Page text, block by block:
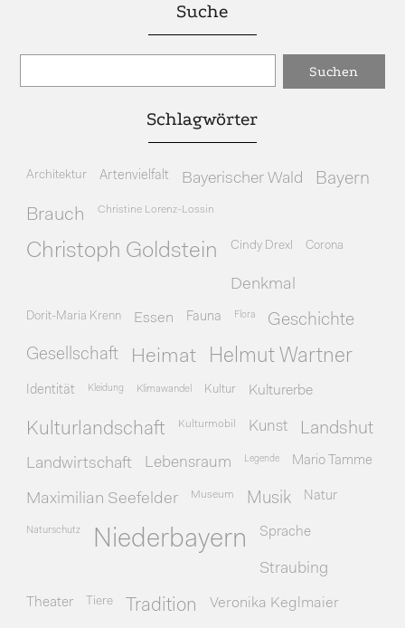
Suche
Schlagwörter
Architektur Artenvielfalt Bayerischer Wald Bayern
Brauch Christine Lorenz-Lossin
Christoph Goldstein Cindy Drexl Corona
Denkmal
Dorit-Maria Krenn Essen Fauna Flora Geschichte
Gesellschaft Heimat Helmut Wartner
Identität Kleidung Klimawandel Kultur Kulturerbe
Kulturlandschaft Kulturmobil Kunst Landshut
Landwirtschaft Lebensraum Legende Mario Tamme
Maximilian Seefelder Museum Musik Natur
Naturschutz Niederbayern Sprache
Straubing
Theater Tiere Tradition Veronika Keglmaier